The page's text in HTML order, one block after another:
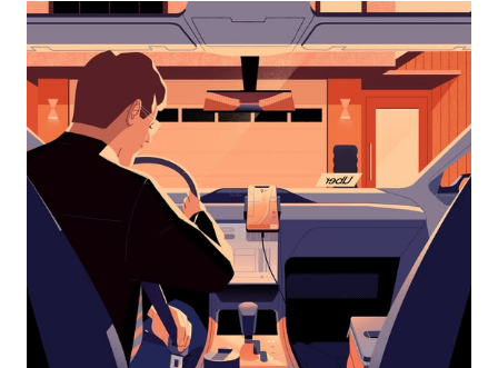
头
浏
日
并
期。
按
退